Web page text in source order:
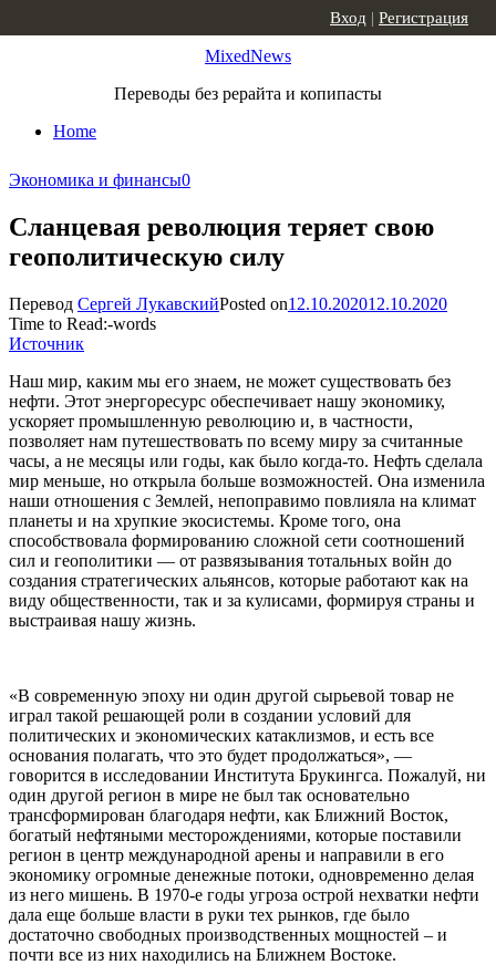
MixedNews
Переводы без рерайта и копипасты
Home
Вход | Регистрация
Экономика и финансы0
Сланцевая революция теряет свою
геополитическую силу
Перевод Сергей ЛукавскийPosted on12.10.202012.10.2020
Time to Read:-words
Источник
Наш мир, каким мы его знаем, не может существовать без
нефти. Этот энергоресурс обеспечивает нашу экономику,
ускоряет промышленную революцию и, в частности,
позволяет нам путешествовать по всему миру за считанные
часы, а не месяцы или годы, как было когда-то. Нефть сделала
мир меньше, но открыла больше возможностей. Она изменила
наши отношения с Землей, непоправимо повлияла на климат
планеты и на хрупкие экосистемы. Кроме того, она
способствовала формированию сложной сети соотношений
сил и геополитики — от развязывания тотальных войн до
создания стратегических альянсов, которые работают как на
виду общественности, так и за кулисами, формируя страны и
выстраивая нашу жизнь.
«В современную эпоху ни один другой сырьевой товар не
играл такой решающей роли в создании условий для
политических и экономических катаклизмов, и есть все
основания полагать, что это будет продолжаться», —
говорится в исследовании Института Брукингса. Пожалуй, ни
один другой регион в мире не был так основательно
трансформирован благодаря нефти, как Ближний Восток,
богатый нефтяными месторождениями, которые поставили
регион в центр международной арены и направили в его
экономику огромные денежные потоки, одновременно делая
из него мишень. В 1970-е годы угроза острой нехватки нефти
дала еще больше власти в руки тех рынков, где было
достаточно свободных производственных мощностей – и
почти все из них находились на Ближнем Востоке.